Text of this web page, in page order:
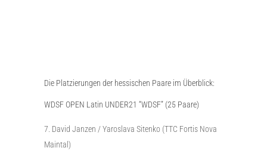
Die Platzierungen der hessischen Paare im Überblick:
WDSF OPEN Latin UNDER21 “WDSF” (25 Paare)
David Janzen / Yaroslava Sitenko (TTC Fortis Nova
Maintal)